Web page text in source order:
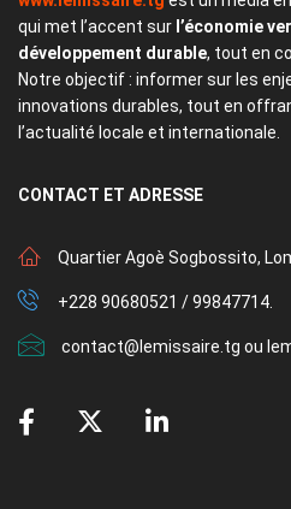
qui met l’accent sur l’économie
développement durable, tout en
Notre objectif : informer sur les
innovations durables, tout en
l’actualité locale et internationale.
CONTACT ET ADRESSE
Quartier Agoè Sogbossito,
+228 90680521 / 99847714.
contact@lemissaire.tg ou